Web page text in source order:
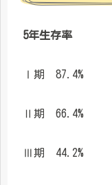
5年生存率
Ⅰ期 87.4%
Ⅱ期 66.4%
Ⅲ期 44.2%